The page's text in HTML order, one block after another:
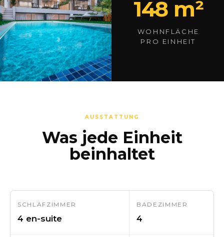
148 m²
WOHNFLÄCHE
PRO EINHEIT
AUSSTATTUNG
Was jede Einheit
beinhaltet
SCHLAFZIMMER
4 en-suite
BADEZIMMER
4